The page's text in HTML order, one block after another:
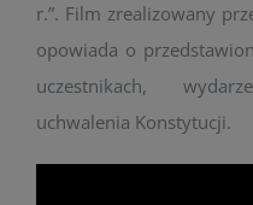
r.”. Film zrealizowany
opowiada o
uczestnikach,
uchwalenia Konstytucji.